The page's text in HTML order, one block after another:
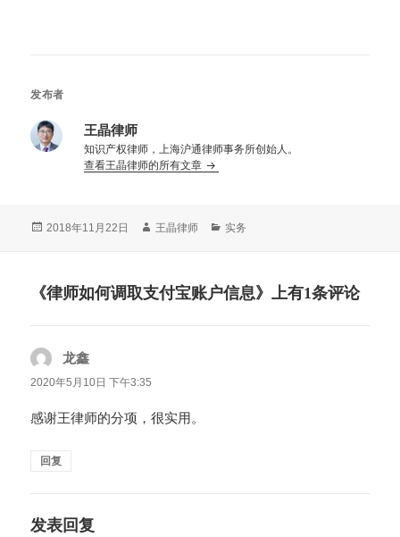
发布者
王晶律师
知识产权律师，上海沪通律师事务所创始人。
查看王晶律师的所有文章
发
2018年11月22日
作
王晶律师
分
实务
《律师如何调取支付宝账户信息》上有1条评论
龙鑫
道：
2020年5月10日 下午3:35
感谢王律师的分项，很实用。
回复
发表回复